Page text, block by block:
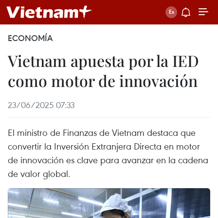
ECONOMÍA
Vietnam apuesta por la IED
como motor de innovación
23/06/2025 07:33
El ministro de Finanzas de Vietnam destaca que
convertir la Inversión Extranjera Directa en motor
de innovación es clave para avanzar en la cadena
de valor global.